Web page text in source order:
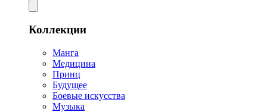
Коллекции
Манга
Медицина
Принц
Будущее
Боевые искусства
Музыка